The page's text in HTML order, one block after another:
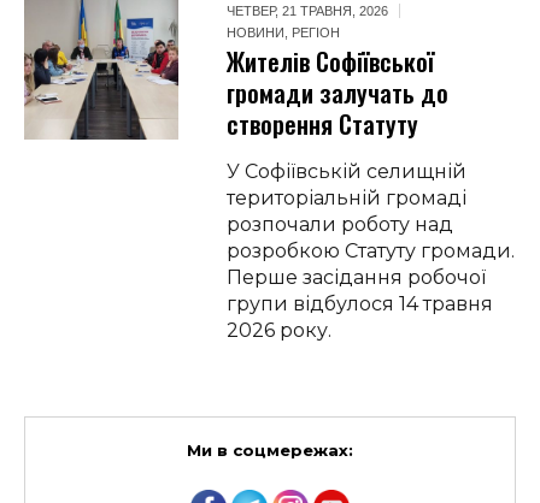
ЧЕТВЕР, 21 ТРАВНЯ, 2026
НОВИНИ
РЕГІОН
Жителів Софіївської
громади залучать до
створення Статуту
У Софіївській селищній
територіальній громаді
розпочали роботу над
розробкою Статуту громади.
Перше засідання робочої
групи відбулося 14 травня
2026 року.
Ми в соцмережах: